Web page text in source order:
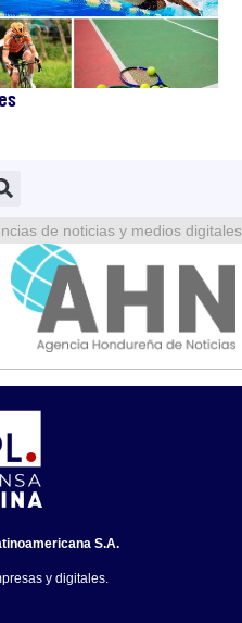
de noticias y medios digitales
S.A.
y digitales.